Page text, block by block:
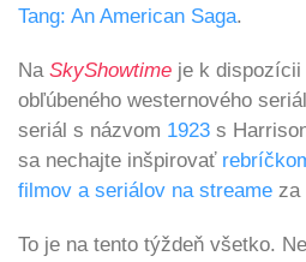
Tang: An American Saga.
Na SkyShowtime je k dispozícii
obľúbeného westernového
seriál s názvom 1923 s
sa nechajte inšpirovať
filmov a seriálov na streame za
To je na tento týždeň všetko.